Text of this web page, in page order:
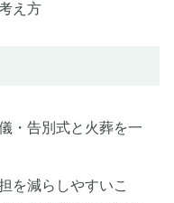
え方
・告別式と火葬を一
を減らしやすいこ